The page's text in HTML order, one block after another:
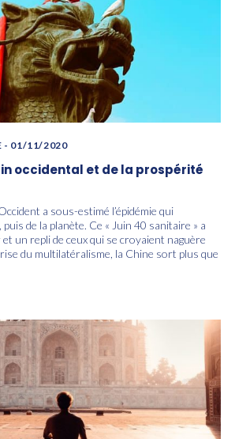
- 01/11/2020
occidental et de la prospérité
a sous-estimé l’épidémie qui
puis de la planète. Ce « Juin 40 sanitaire » a
un repli de ceux qui se croyaient naguère
du multilatéralisme, la Chine sort plus que